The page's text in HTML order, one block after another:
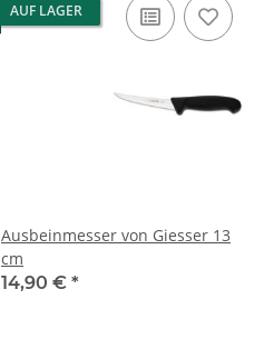
AUF LAGER
Ausbeinmesser von Giesser 13
cm
14,90 € *